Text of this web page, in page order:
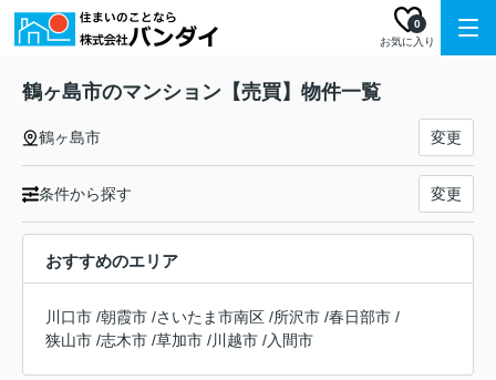
お気に入り
0
鶴ヶ島市のマンション【売買】物件一覧
鶴ヶ島市 変更
条件から探す 変更
おすすめのエリア
川口市 /朝霞市 /さいたま市南区 /所沢市 /春日部市 /
狭山市 /志木市 /草加市 /川越市 /入間市